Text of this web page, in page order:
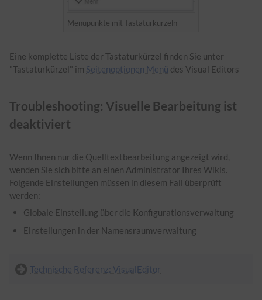
Menüpunkte mit Tastaturkürzeln
Eine komplette Liste der Tastaturkürzel finden Sie unter
"Tastaturkürzel" im Seitenoptionen Menü des Visual Editors
Troubleshooting: Visuelle Bearbeitung ist
deaktiviert
Wenn Ihnen nur die Quelltextbearbeitung angezeigt wird,
wenden Sie sich bitte an einen Administrator Ihres Wikis.
Folgende Einstellungen müssen in diesem Fall überprüft
werden:
Globale Einstellung über die Konfigurationsverwaltung
Einstellungen in der Namensraumverwaltung
Technische Referenz: VisualEditor